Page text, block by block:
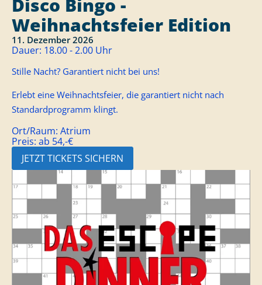
Disco Bingo -
Weihnachtsfeier Edition
11. Dezember 2026
Dauer: 18.00 - 2.00 Uhr
Stille Nacht? Garantiert nicht bei uns!
Erlebt eine Weihnachtsfeier, die garantiert nicht nach
Standardprogramm klingt.
Ort/Raum: Atrium
Preis: ab 54,-€
JETZT TICKETS SICHERN